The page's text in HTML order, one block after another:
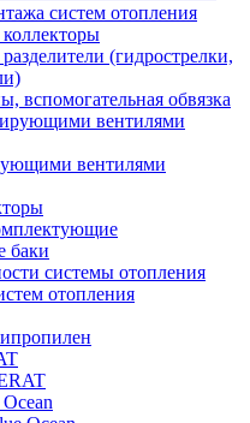
систем отопления
(гидрострелки,
вспомогательная обвязка
вентилями
баки
системы отопления
отопления